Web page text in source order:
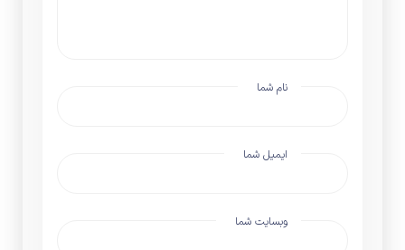
نام شما
ایمیل شما
وبسایت شما